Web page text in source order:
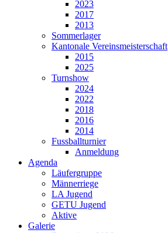
2023
2017
2013
Sommerlager
Kantonale Vereinsmeisterschaft
2015
2025
Turnshow
2024
2022
2018
2016
2014
Fussballturnier
Anmeldung
Agenda
Läufergruppe
Männerriege
LA Jugend
GETU Jugend
Aktive
Galerie